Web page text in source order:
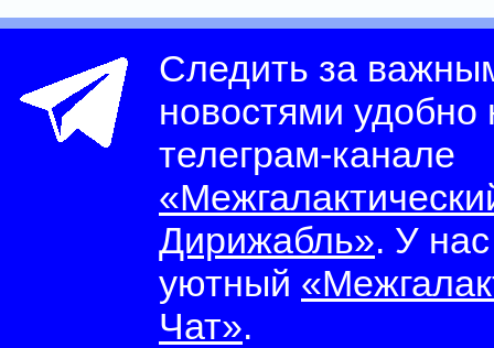
Следить за
новостями
телеграм-канале
Дирижабль». У
уютный
Чат».